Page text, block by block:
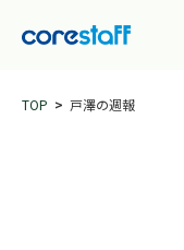
TOP 戸澤の週報